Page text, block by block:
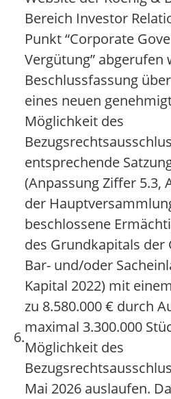
Bereich Investor
Punkt “Corporate
Vergütung” abgerufen
6.
Beschlussfassung
eines neuen
Möglichkeit des
entsprechende
(Anpassung Ziffer 5.3,
der
beschlossene
des Grundkapitals der
Bar- und/oder
Kapital 2022) mit
zu 8.580.000 € durch
maximal 3.300.000
Möglichkeit des
Mai 2026 auslaufen.